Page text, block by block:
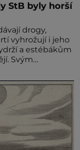
StB byly horší
drogy,
vyhrožují i jeho
a estébákům
Svým
psychický nátlak.
a